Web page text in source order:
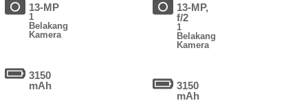
13-MP
1
Belakang
Kamera
3150
mAh
13-MP,
f/2
1
Belakang
Kamera
3150
mAh